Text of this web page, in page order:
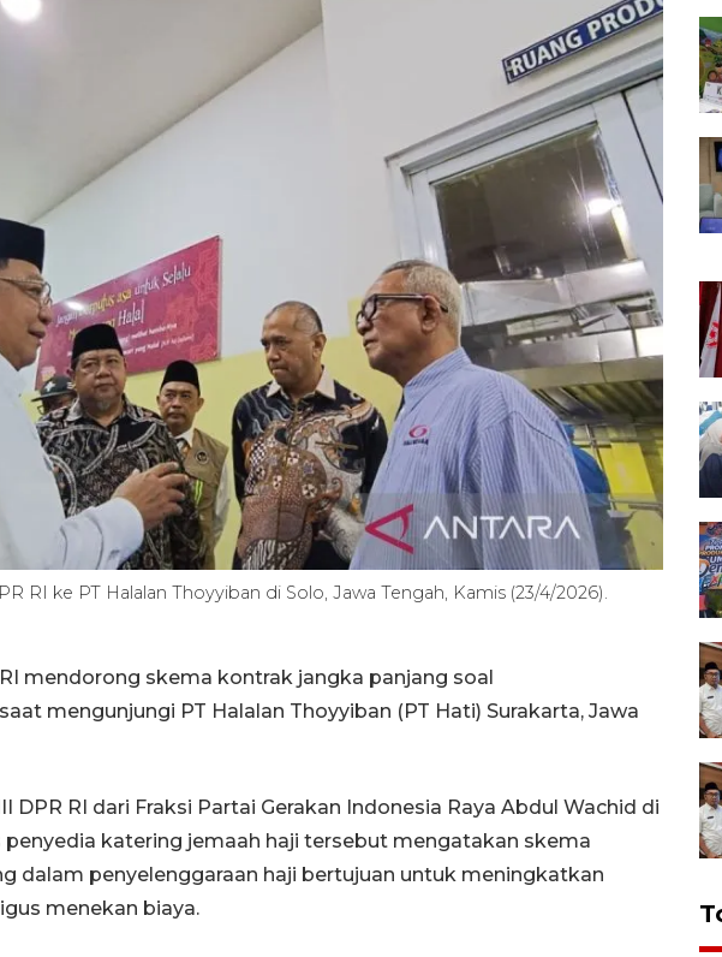
RI ke PT Halalan Thoyyiban di Solo, Jawa Tengah, Kamis (23/4/2026).
mendorong skema kontrak jangka panjang soal
mengunjungi PT Halalan Thoyyiban (PT Hati) Surakarta, Jawa
DPR RI dari Fraksi Partai Gerakan Indonesia Raya Abdul Wachid di
penyedia katering jemaah haji tersebut mengatakan skema
dalam penyelenggaraan haji bertujuan untuk meningkatkan
menekan biaya.